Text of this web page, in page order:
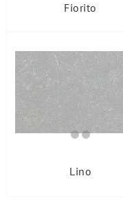
Fiorito
Lino